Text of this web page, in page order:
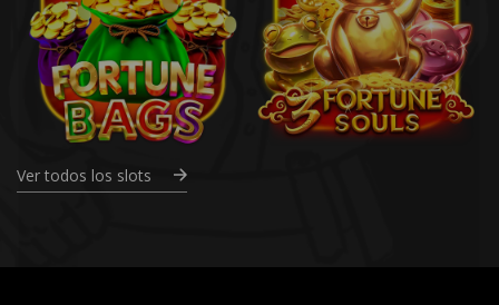
Ver todos los slots